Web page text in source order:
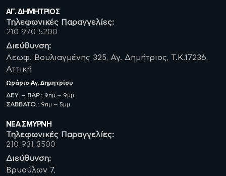
ΑΓ. ΔΗΜΗΤΡΙΟΣ
Τηλεφωνικές Παραγγελίες:
210 970 5200
Διεύθυνση:
Λεωφ. Βουλιαγμένης 325, Αγ. Δημήτριος, Τ.Κ.17236,
Αττική
Ωράριο Αγ. Δημητρίου
ΔΕΥ. – ΠΑΡ.: 9πμ – 9μμ
ΣΑΒBATO.: 9πμ – 5μμ
ΝΈΑ ΣΜΥΡΝΗ
Τηλεφωνικές Παραγγελίες:
210 931 3500
Διεύθυνση:
Βρυούλων 7,